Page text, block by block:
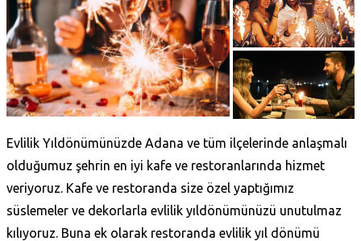
Evlilik Yıldönümünüzde Adana ve tüm ilçelerinde anlaşmalı
olduğumuz şehrin en iyi kafe ve restoranlarında hizmet
veriyoruz. Kafe ve restoranda size özel yaptığımız
süslemeler ve dekorlarla evlilik yıldönümünüzü unutulmaz
kılıyoruz. Buna ek olarak restoranda evlilik yıl dönümü